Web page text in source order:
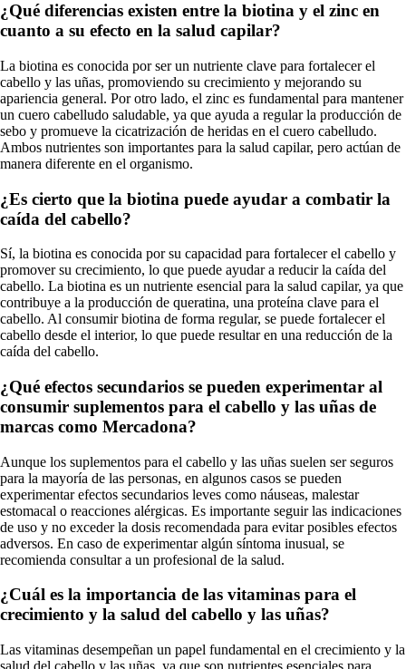
¿Qué diferencias existen entre la biotina y el zinc en
cuanto a su efecto en la salud capilar?
La biotina es conocida por ser un nutriente clave para fortalecer el
cabello y las uñas, promoviendo su crecimiento y mejorando su
apariencia general. Por otro lado, el zinc es fundamental para mantener
un cuero cabelludo saludable, ya que ayuda a regular la producción de
sebo y promueve la cicatrización de heridas en el cuero cabelludo.
Ambos nutrientes son importantes para la salud capilar, pero actúan de
manera diferente en el organismo.
¿Es cierto que la biotina puede ayudar a combatir la
caída del cabello?
Sí, la biotina es conocida por su capacidad para fortalecer el cabello y
promover su crecimiento, lo que puede ayudar a reducir la caída del
cabello. La biotina es un nutriente esencial para la salud capilar, ya que
contribuye a la producción de queratina, una proteína clave para el
cabello. Al consumir biotina de forma regular, se puede fortalecer el
cabello desde el interior, lo que puede resultar en una reducción de la
caída del cabello.
¿Qué efectos secundarios se pueden experimentar al
consumir suplementos para el cabello y las uñas de
marcas como Mercadona?
Aunque los suplementos para el cabello y las uñas suelen ser seguros
para la mayoría de las personas, en algunos casos se pueden
experimentar efectos secundarios leves como náuseas, malestar
estomacal o reacciones alérgicas. Es importante seguir las indicaciones
de uso y no exceder la dosis recomendada para evitar posibles efectos
adversos. En caso de experimentar algún síntoma inusual, se
recomienda consultar a un profesional de la salud.
¿Cuál es la importancia de las vitaminas para el
crecimiento y la salud del cabello y las uñas?
Las vitaminas desempeñan un papel fundamental en el crecimiento y la